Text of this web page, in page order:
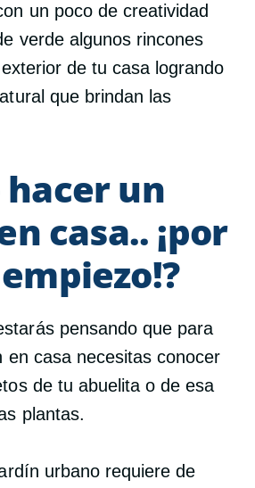
un poco de creatividad
verde algunos rincones
de tu casa logrando
que brindan las
hacer un
casa.. ¡por
pensando que para
en casa necesitas conocer
de tu abuelita o de esa
plantas.
urbano requiere de